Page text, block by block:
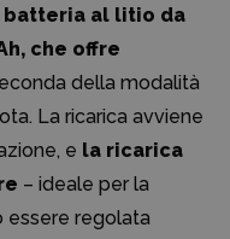
batteria al litio da
che offre
della modalità
La ricarica avviene
e la ricarica
– ideale per la
essere regolata